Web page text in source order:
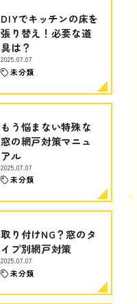
DIYでキッチンの床を
張り替え！必要な道
具は？
2025.07.07
未分類
もう悩まない特殊な
窓の網戸対策マニュ
アル
2025.07.07
未分類
取り付けNG？窓のタ
イプ別網戸対策
2025.07.07
未分類